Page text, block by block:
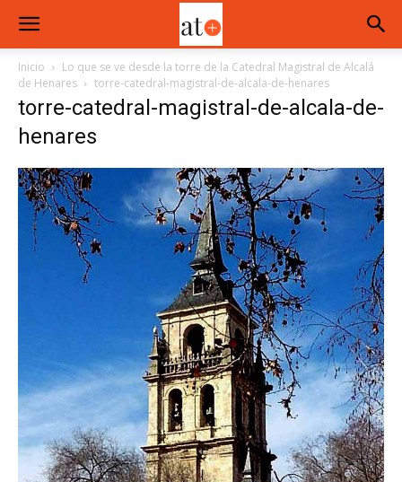
Inicio
Lo que se ve desde la torre de la Catedral Magistral de Alcalá
de Henares
torre-catedral-magistral-de-alcala-de-henares
torre-catedral-magistral-de-alcala-de-
henares